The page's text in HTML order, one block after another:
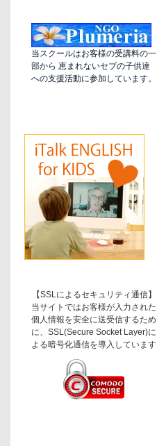
当スクールはお客様の受講料の一
部から 恵まれないセブの子供達
への支援活動に参加しています。
【SSLによるセキュリティ通信】
当サイトではお客様が入力された
個人情報を安全に送受信するため
に、SSL(Secure Socket Layer)に
よる暗号化通信を導入しています